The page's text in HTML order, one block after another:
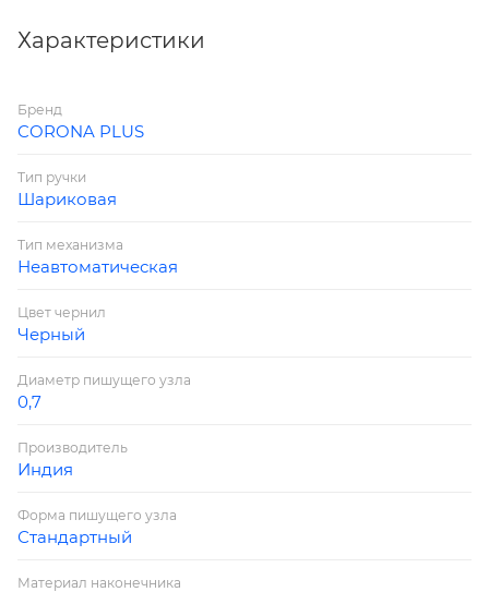
Характеристики
Бренд
CORONA PLUS
Тип ручки
Шариковая
Тип механизма
Неавтоматическая
Цвет чернил
Черный
Диаметр пишущего узла
0,7
Производитель
Индия
Форма пишущего узла
Стандартный
Материал наконечника